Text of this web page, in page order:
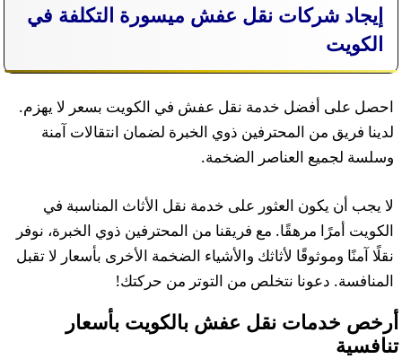
إيجاد شركات نقل عفش ميسورة التكلفة في
الكويت
احصل على أفضل خدمة نقل عفش في الكويت بسعر لا يهزم.
لدينا فريق من المحترفين ذوي الخبرة لضمان انتقالات آمنة
وسلسة لجميع العناصر الضخمة.
لا يجب أن يكون العثور على خدمة نقل الأثاث المناسبة في
الكويت أمرًا مرهقًا. مع فريقنا من المحترفين ذوي الخبرة، نوفر
نقلًا آمنًا وموثوقًا لأثاثك والأشياء الضخمة الأخرى بأسعار لا تقبل
المنافسة. دعونا نتخلص من التوتر من حركتك!
أرخص خدمات نقل عفش بالكويت بأسعار
تنافسية